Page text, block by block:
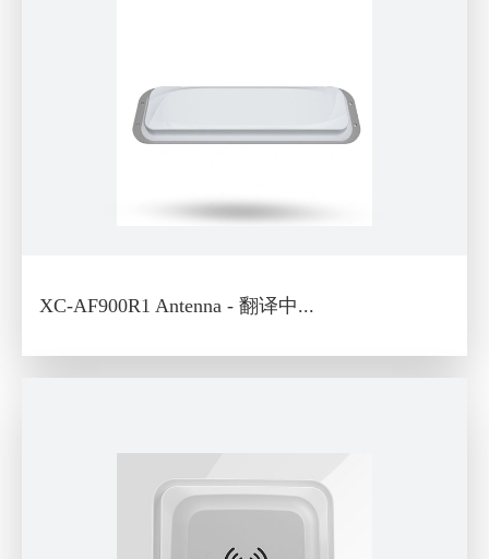
XC-AF900R1 Antenna - 翻译中...